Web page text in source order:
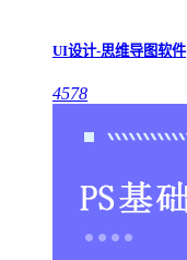
UI设计-思维导图软件
4578